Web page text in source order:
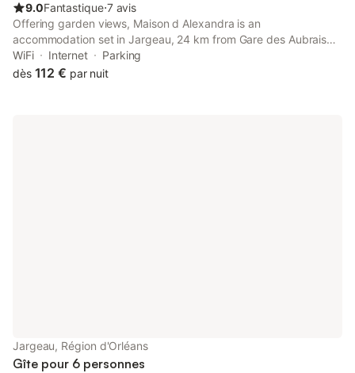
9.0Fantastique⋅7 avis
Offering garden views, Maison d Alexandra is an
accommodation set in Jargeau, 24 km from Gare des Aubrais
and 24 km from Sports Hall of Orleans. This property offers
access to a terrace, free private parking and free WiFi.
WiFi Internet
Parking
dès 112 € par nuit
Jargeau, Région d'Orléans
Gîte pour 6 personnes